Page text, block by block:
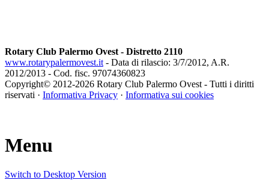
Rotary Club Palermo Ovest - Distretto 2110
www.rotarypalermovest.it- Data di rilascio: 3/7/2012, A.R.
2012/2013 - Cod. fisc. 97074360823
Copyright© 2012-2026 Rotary Club Palermo Ovest - Tutti i diritti
riservati · Informativa Privacy · Informativa sui cookies
Menu
Switch to Desktop Version